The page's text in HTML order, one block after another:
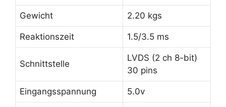
Gewicht 2.20 kgs
Reaktionszeit 1.5/3.5 ms
Schnittstelle
LVDS (2 ch 8-bit)
30 pins
Eingangsspannung 5.0v